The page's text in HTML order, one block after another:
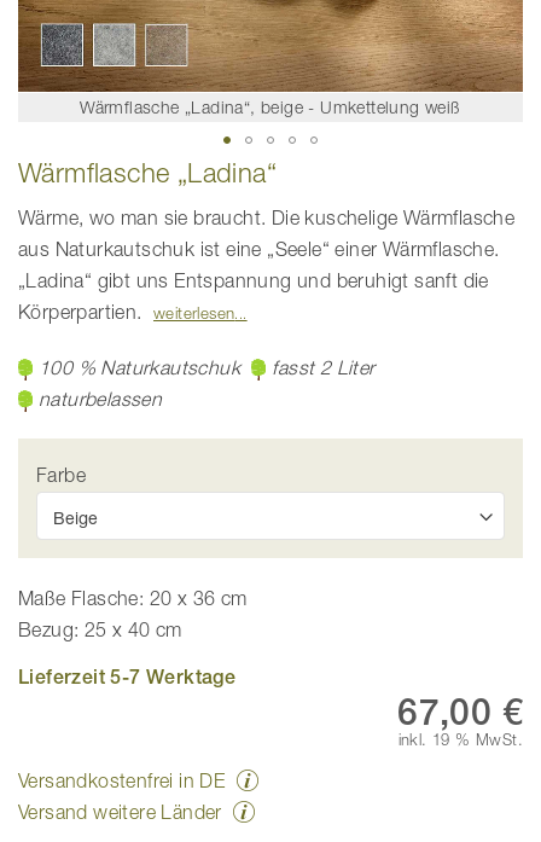
Wärmflasche „Ladina“, beige - Umkettelung weiß
Zum
Anfang
Bildgalerie
springen
Wärmflasche „Ladina“
Wärme, wo man sie braucht. Die kuschelige Wärmflasche
aus Naturkautschuk ist eine „Seele“ einer Wärmflasche.
„Ladina“ gibt uns Entspannung und beruhigt sanft die
Körperpartien.
weiterlesen
100 % Naturkautschuk
fasst 2 Liter
naturbelassen
Farbe
Maße Flasche: 20 x 36 cm
Bezug: 25 x 40 cm
Lieferzeit 5-7 Werktage
67,00 €
inkl. 19 % MwSt.
Versandkostenfrei in DE
Versand weitere Länder